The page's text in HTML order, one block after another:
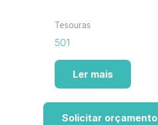
Tesouras
501
Ler mais
Solicitar orçamento